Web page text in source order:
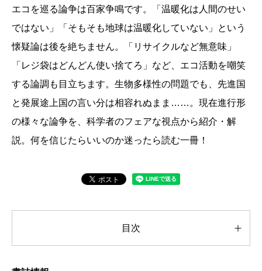
エコを巡る論争は百家争鳴です。「温暖化は人間のせい
ではない」「そもそも地球は温暖化していない」という
懐疑論は後を絶ちません。「リサイクルなど無意味」
「レジ袋はどんどん使い捨てろ」など、エコ活動を嘲笑
する論調も目立ちます。生物多様性の問題でも、先進国
と発展途上国の言い分は相容れぬまま……。現在進行形
の様々な論争を、科学者のフェアな視点から紹介・解
説。何を信じたらいいのか迷ったら読む一冊！
目次